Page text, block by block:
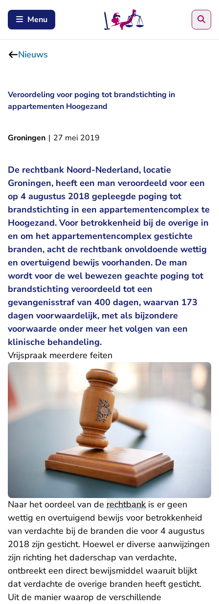
Menu
Nieuws
Veroordeling voor poging tot brandstichting in
appartementen Hoogezand
Groningen | 27 mei 2019
De rechtbank Noord-Nederland, locatie
Groningen, heeft een man veroordeeld voor een
op 4 augustus 2018 gepleegde poging tot
brandstichting in een appartementencomplex te
Hoogezand. Voor betrokkenheid bij de overige in
en om het appartementencomplex gestichte
branden, acht de rechtbank onvoldoende wettig
en overtuigend bewijs voorhanden. De man
wordt voor de wel bewezen geachte poging tot
brandstichting veroordeeld tot een
gevangenisstraf van 400 dagen, waarvan 173
dagen voorwaardelijk, met als bijzondere
voorwaarde onder meer het volgen van een
klinische behandeling.
Vrijspraak meerdere feiten
Naar het oordeel van de rechtbank is er geen
wettig en overtuigend bewijs voor betrokkenheid
van verdachte bij de branden die voor 4 augustus
2018 zijn gesticht. Hoewel er diverse aanwijzingen
zijn richting het daderschap van verdachte,
ontbreekt een direct bewijsmiddel waaruit blijkt
dat verdachte de overige branden heeft gesticht.
Uit de manier waarop de verschillende